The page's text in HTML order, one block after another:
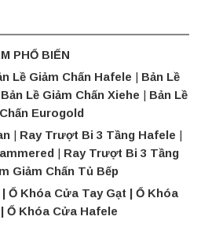
PHỔ BIẾN
Lề Giảm Chấn Hafele
Bản Lề
Bản Lề Giảm Chấn Xiehe
Bản Lề
Eurogold
Ray Trượt Bi 3 Tầng Hafele
Ray Trượt Bi 3 Tầng
Giảm Chấn Tủ Bếp
Ổ Khóa Cửa Tay Gạt | Ổ Khóa
Ổ Khóa Cửa Hafele